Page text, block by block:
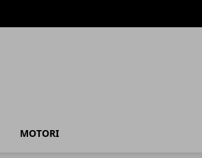
MOTORI